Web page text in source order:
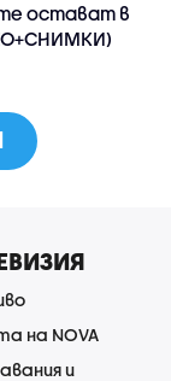
остават в
на NOVA
и